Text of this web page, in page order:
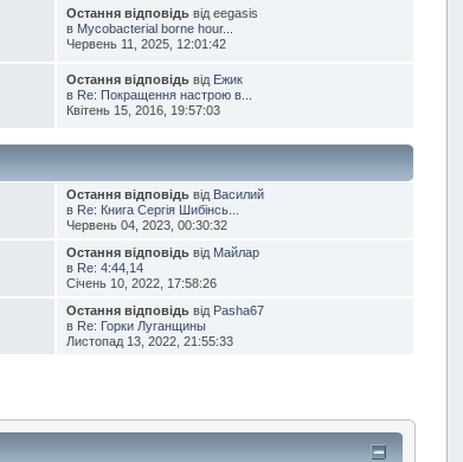
Остання відповідьвід eegasis
в Mycobacterial borne hour...
Червень 11, 2025, 12:01:42
Остання відповідьвід Ежик
в Re: Покращення настрою в...
Квітень 15, 2016, 19:57:03
Остання відповідьвід Василий
в Re: Книга Сергія Шибінсь...
Червень 04, 2023, 00:30:32
Остання відповідьвід Майлар
в Re: 4:44,14
Січень 10, 2022, 17:58:26
Остання відповідьвід Pasha67
в Re: Горки Луганщины
Листопад 13, 2022, 21:55:33